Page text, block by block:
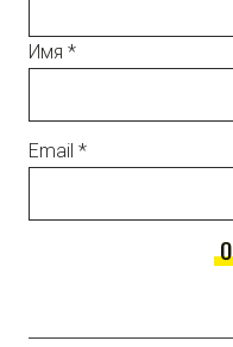
Имя *
Email *